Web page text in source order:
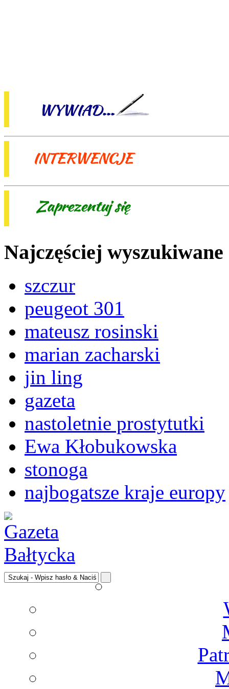
Najczęściej wyszukiwane
szczur
peugeot 301
mateusz rosinski
marian zacharski
jin ling
gazeta
nastoletnie prostytutki
Ewa Kłobukowska
stonoga
najbogatsze kraje europy